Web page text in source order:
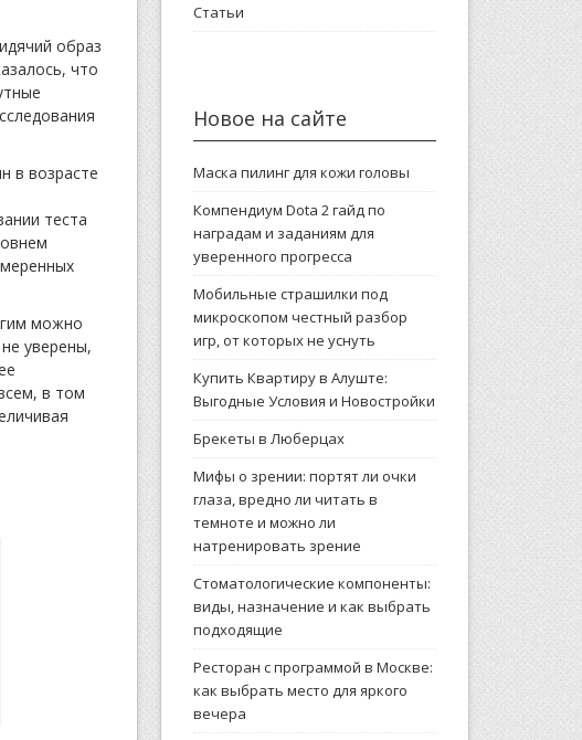
образ
что
в возрасте
теста
можно
уверены,
в том
Статьи
Новое на сайте
Маска пилинг для кожи головы
Компендиум Dota 2 гайд по
наградам и заданиям для
уверенного прогресса
Мобильные страшилки под
микроскопом честный разбор
игр, от которых не уснуть
Купить Квартиру в Алуште:
Выгодные Условия и Новостройки
Брекеты в Люберцах
Мифы о зрении: портят ли очки
глаза, вредно ли читать в
темноте и можно ли
натренировать зрение
Стоматологические компоненты:
виды, назначение и как выбрать
подходящие
Ресторан с программой в Москве:
как выбрать место для яркого
вечера